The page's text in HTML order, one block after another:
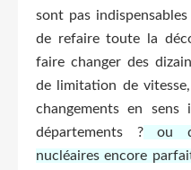
sont pas
de refaire toute la
faire changer des
de limitation de
changements en sens
départements ?ou
nucléaires encore